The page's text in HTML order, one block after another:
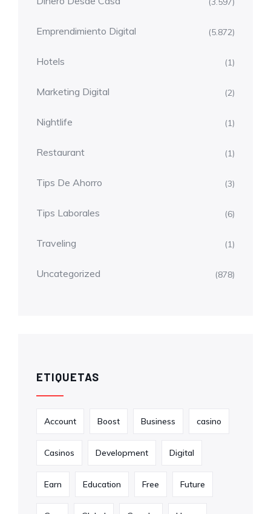
Emprendimiento Digital (5.872)
Hotels (1)
Marketing Digital (2)
Nightlife (1)
Restaurant (1)
Tips De Ahorro (3)
Tips Laborales (6)
Traveling (1)
Uncategorized (878)
ETIQUETAS
Account Boost Business casino
Casinos Development Digital
Earn Education Free Future